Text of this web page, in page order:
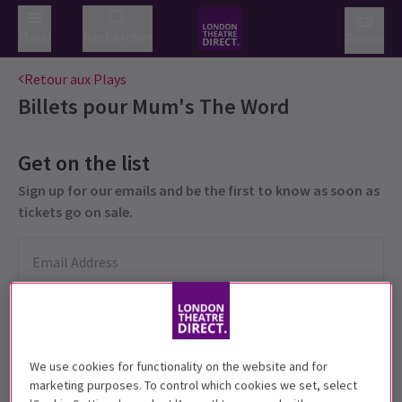
Retour aux Plays
Billets pour Mum's The Word
Get on the list
Sign up for our emails and be the first to know as soon as
tickets go on sale.
We use cookies for functionality on the website and for
marketing purposes. To control which cookies we set, select